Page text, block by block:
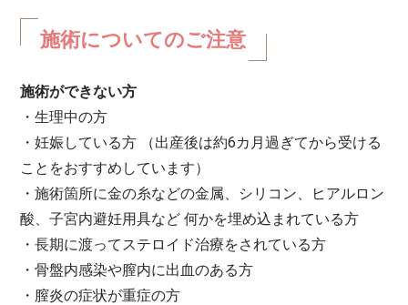
施術についてのご注意
施術ができない方
・生理中の方
・妊娠している方 （出産後は約6カ月過ぎてから受ける
ことをおすすめしています）
・施術箇所に金の糸などの金属、シリコン、ヒアルロン
酸、子宮内避妊用具など 何かを埋め込まれている方
・長期に渡ってステロイド治療をされている方
・骨盤内感染や膣内に出血のある方
・膣炎の症状が重症の方